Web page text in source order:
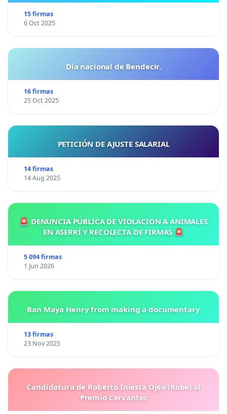
15 firmas
6 Oct 2025
Día nacional de Bendecir.
16 firmas
25 Oct 2025
PETICIÓN DE AJUSTE SALARIAL
14 firmas
14 Aug 2025
🚨 DENUNCIA PÚBLICA DE VIOLACION A ANIMALES
EN ASERRÍ Y RECOLECTA DE FIRMAS 🚨
5 094 firmas
1 Jun 2026
Ban Maya Henry from making a documentary
13 firmas
23 Nov 2025
Candidatura de Roberto Iniesta Ojea (Robe) al
Premio Cervantes